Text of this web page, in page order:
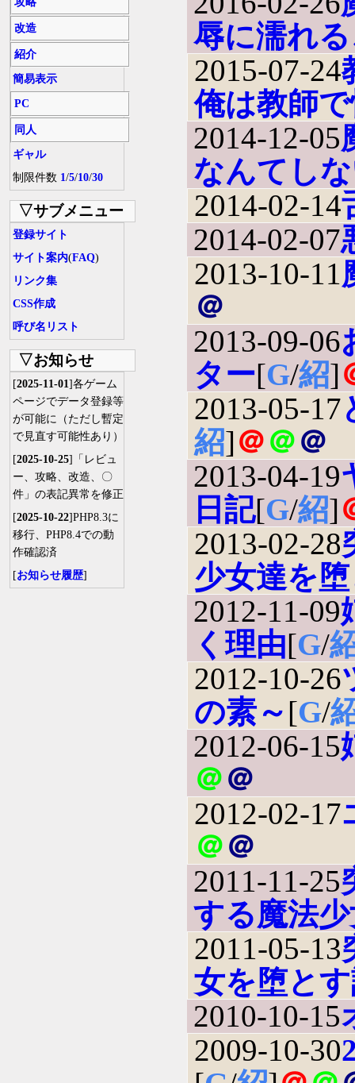
改造
紹介
簡易表示
PC
同人
ギャル
制限件数 1/5/10/30
▽サブメニュー
登録サイト
サイト案内(FAQ)
リンク集
CSS作成
呼び名リスト
▽お知らせ
[2025-11-01]各ゲーム
ページでデータ登録等
が可能に（ただし暫定
で見直す可能性あり）
[2025-10-25]「レビュ
ー、攻略、改造、〇
件」の表記異常を修正
[2025-10-22]PHP8.3に
移行、PHP8.4での動
作確認済
[お知らせ履歴]
辱に濡れ
2015-07-24
俺は教師
2014-12-05
なんてし
2014-02-14
2014-02-07
2013-10-11
＠
2013-09-06
ター[G/紹]
2013-05-17
紹]＠＠＠
2013-04-19
日記[G/紹]
2013-02-28
少女達を
2012-11-09
く理由[G/
2012-10-26
の素～[G/
2012-06-15
＠＠
2012-02-17
＠＠
2011-11-25
する魔法
2011-05-13
女を堕と
2010-10-15
2009-10-30